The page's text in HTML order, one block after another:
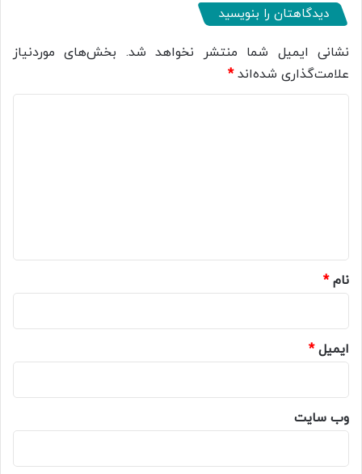
دیدگاهتان را بنویسید
نشانی ایمیل شما منتشر نخواهد شد. بخش‌های موردنیاز
علامت‌گذاری شده‌اند*
نام*
ایمیل*
وب‌ سایت